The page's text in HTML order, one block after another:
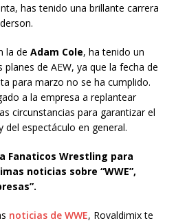
has tenido una brillante carrera
la de Adam Cole, ha tenido un
de AEW, ya que la fecha de
para marzo no se ha cumplido.
a la empresa a replantear
circunstancias para garantizar el
espectáculo en general.
Fanaticos Wrestling para
noticias sobre “WWE”,
noticias de WWE, Rovaldimix te